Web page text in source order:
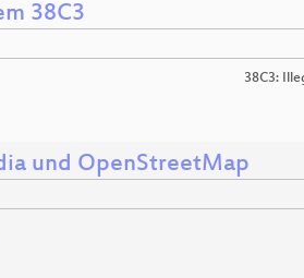
38C3
38C3:
und OpenStreetMap